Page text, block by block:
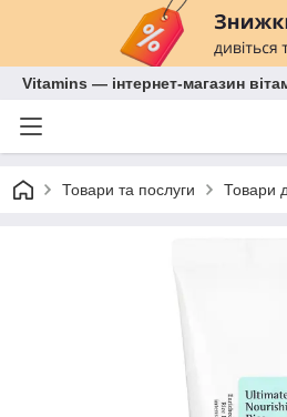
Vitamins — інтернет-магазин
Товари та послуги Товари